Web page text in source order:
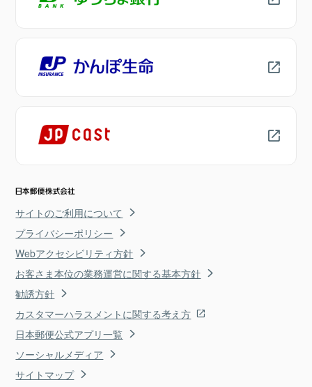
サイトのご利用について
プライバシーポリシー
Webアクセシビリティ方針
お客さま本位の業務運営に関する基本方針
勧誘方針
カスタマーハラスメントに関する考え方
日本郵便公式アプリ一覧
ソーシャルメディア
サイトマップ